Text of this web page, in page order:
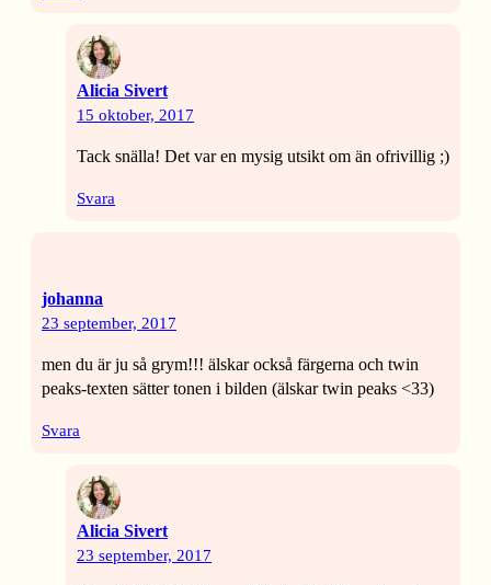
Alicia Sivert
15 oktober, 2017
Tack snälla! Det var en mysig utsikt om än ofrivillig ;)
Svara
johanna
23 september, 2017
men du är ju så grym!!! älskar också färgerna och twin
peaks-texten sätter tonen i bilden (älskar twin peaks <33)
Svara
Alicia Sivert
23 september, 2017